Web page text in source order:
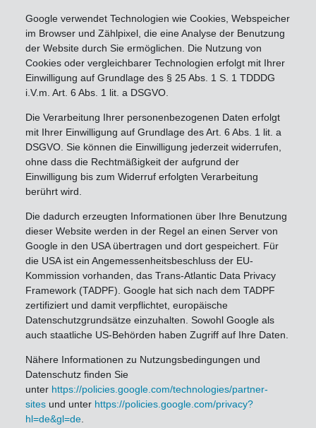
Google verwendet Technologien wie Cookies, Webspeicher
im Browser und Zählpixel, die eine Analyse der Benutzung
der Website durch Sie ermöglichen. Die Nutzung von
Cookies oder vergleichbarer Technologien erfolgt mit Ihrer
Einwilligung auf Grundlage des § 25 Abs. 1 S. 1 TDDDG
i.V.m. Art. 6 Abs. 1 lit. a DSGVO.
Die Verarbeitung Ihrer personenbezogenen Daten erfolgt
mit Ihrer Einwilligung auf Grundlage des Art. 6 Abs. 1 lit. a
DSGVO. Sie können die Einwilligung jederzeit widerrufen,
ohne dass die Rechtmäßigkeit der aufgrund der
Einwilligung bis zum Widerruf erfolgten Verarbeitung
berührt wird.
Die dadurch erzeugten Informationen über Ihre Benutzung
dieser Website werden in der Regel an einen Server von
Google in den USA übertragen und dort gespeichert. Für
die USA ist ein Angemessenheitsbeschluss der EU-
Kommission vorhanden, das Trans-Atlantic Data Privacy
Framework (TADPF). Google hat sich nach dem TADPF
zertifiziert und damit verpflichtet, europäische
Datenschutzgrundsätze einzuhalten. Sowohl Google als
auch staatliche US-Behörden haben Zugriff auf Ihre Daten.
Nähere Informationen zu Nutzungsbedingungen und
Datenschutz finden Sie
unter https://policies.google.com/technologies/partner-
sites und unter https://policies.google.com/privacy?
hl=de&gl=de